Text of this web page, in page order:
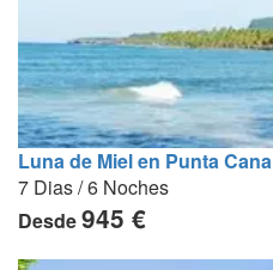
Luna de Miel en Punta Cana
7 Dias / 6 Noches
Desde945 €